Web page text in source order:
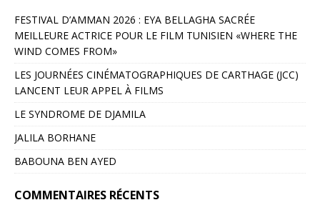
FESTIVAL D’AMMAN 2026 : EYA BELLAGHA SACRÉE
MEILLEURE ACTRICE POUR LE FILM TUNISIEN «WHERE THE
WIND COMES FROM»
LES JOURNÉES CINÉMATOGRAPHIQUES DE CARTHAGE (JCC)
LANCENT LEUR APPEL À FILMS
LE SYNDROME DE DJAMILA
JALILA BORHANE
BABOUNA BEN AYED
COMMENTAIRES RÉCENTS